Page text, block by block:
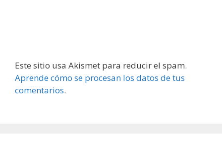
Este sitio usa Akismet para reducir el spam.
Aprende cómo se procesan los datos de tus
comentarios.